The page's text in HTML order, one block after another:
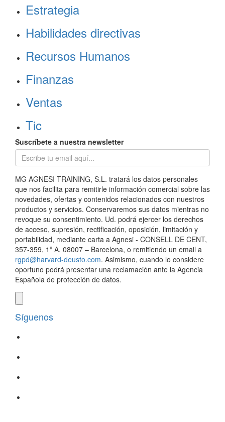
Estrategia
Habilidades directivas
Recursos Humanos
Finanzas
Ventas
Tic
Suscríbete a nuestra newsletter
MG AGNESI TRAINING, S.L. tratará los datos personales
que nos facilita para remitirle información comercial sobre las
novedades, ofertas y contenidos relacionados con nuestros
productos y servicios. Conservaremos sus datos mientras no
revoque su consentimiento. Ud. podrá ejercer los derechos
de acceso, supresión, rectificación, oposición, limitación y
portabilidad, mediante carta a Agnesi - CONSELL DE CENT,
357-359, 1º A, 08007 – Barcelona, o remitiendo un email a
rgpd@harvard-deusto.com. Asimismo, cuando lo considere
oportuno podrá presentar una reclamación ante la Agencia
Española de protección de datos.
Síguenos